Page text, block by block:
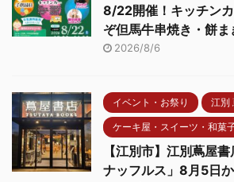
8/22開催！キッチン
ぞ但馬牛串焼き・餅ま
2026/8/6
イベント・お祭り 江別
ケーキ屋・スイーツ・和菓
【江別市】江別蔦屋
ナッフルス」8月5日